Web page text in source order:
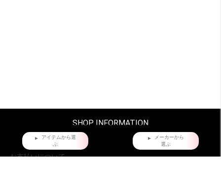
SHOP INFORMATION
お支払いについて
アイテムから選
ぶ
メーカーから
選ぶ